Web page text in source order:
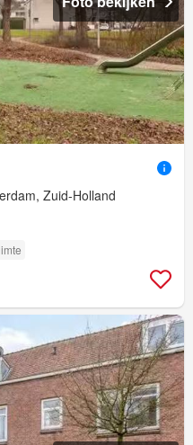
Zuid-Holland